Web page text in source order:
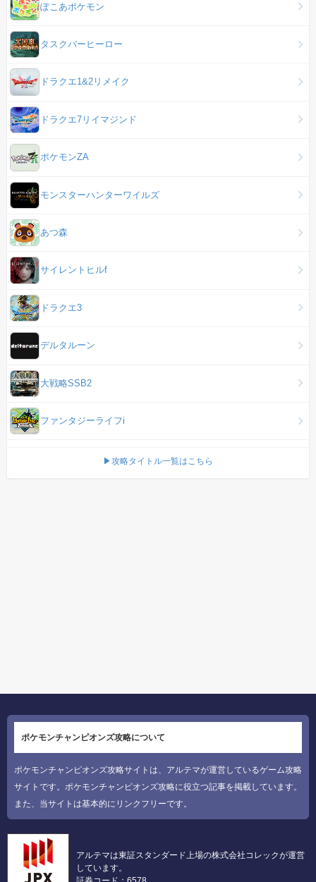
ぽこあポケモン
タスクバーヒーロー
ドラクエ1&2リメイク
ドラクエ7リイマジンド
ポケモンZA
モンスターハンターワイルズ
あつ森
サイレントヒルf
ドラクエ3
デルタルーン
大戦略SSB2
ファンタジーライフi
▶攻略タイトル一覧はこちら
ポケモンチャンピオンズ攻略について
ポケモンチャンピオンズ攻略サイトは、アルテマが運営しているゲーム攻略
サイトです。ポケモンチャンピオンズ攻略に役立つ記事を掲載しています。
また、当サイトは基本的にリンクフリーです。
アルテマは東証スタンダード上場の株式会社コレックが運営
しています。